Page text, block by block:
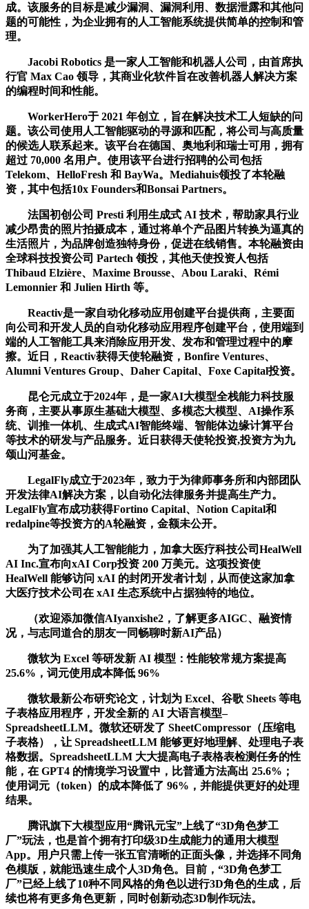
成。该服务的目标是减少漏洞、漏洞利用、数据泄露和其他问
题的可能性，为企业拥有的人工智能系统提供简单的控制和管
理。
Jacobi Robotics 是一家人工智能和机器人公司，由首席执
行官 Max Cao 领导，其商业化软件旨在改善机器人解决方案
的编程时间和性能。
WorkerHero于 2021 年创立，旨在解决技术工人短缺的问
题。该公司使用人工智能驱动的寻源和匹配，将公司与高质量
的候选人联系起来。该平台在德国、奥地利和瑞士可用，拥有
超过 70,000 名用户。使用该平台进行招聘的公司包括
Telekom、HelloFresh 和 BayWa。Mediahuis领投了本轮融
资，其中包括10x Founders和Bonsai Partners。
法国初创公司 Presti 利用生成式 AI 技术，帮助家具行业
减少昂贵的照片拍摄成本，通过将单个产品图片转换为逼真的
生活照片，为品牌创造独特身份，促进在线销售。本轮融资由
全球科技投资公司 Partech 领投，其他天使投资人包括
Thibaud Elzière、Maxime Brousse、Abou Laraki、Rémi
Lemonnier 和 Julien Hirth 等。
Reactiv是一家自动化移动应用创建平台提供商，主要面
向公司和开发人员的自动化移动应用程序创建平台，使用端到
端的人工智能工具来消除应用开发、发布和管理过程中的摩
擦。近日，Reactiv获得天使轮融资，Bonfire Ventures、
Alumni Ventures Group、Daher Capital、Foxe Capital投资。
昆仑元成立于2024年，是一家AI大模型全栈能力科技服
务商，主要从事原生基础大模型、多模态大模型、AI操作系
统、训推一体机、生成式AI智能终端、智能体边缘计算平台
等技术的研发与产品服务。近日获得天使轮投资,投资方为九
颂山河基金。
LegalFly成立于2023年，致力于为律师事务所和内部团队
开发法律AI解决方案，以自动化法律服务并提高生产力。
LegalFly宣布成功获得Fortino Capital、Notion Capital和
redalpine等投资方的A轮融资，金额未公开。
为了加强其人工智能能力，加拿大医疗科技公司HealWell
AI Inc.宣布向xAI Corp投资 200 万美元。这项投资使
HealWell 能够访问 xAI 的封闭开发者计划，从而使这家加拿
大医疗技术公司在 xAI 生态系统中占据独特的地位。
（欢迎添加微信AIyanxishe2，了解更多AIGC、融资情
况，与志同道合的朋友一同畅聊时新AI产品）
微软为 Excel 等研发新 AI 模型：性能较常规方案提高
25.6%，词元使用成本降低 96%
微软最新公布研究论文，计划为 Excel、谷歌 Sheets 等电
子表格应用程序，开发全新的 AI 大语言模型–
SpreadsheetLLM。微软还研发了 SheetCompressor（压缩电
子表格），让 SpreadsheetLLM 能够更好地理解、处理电子表
格数据。SpreadsheetLLM 大大提高电子表格表检测任务的性
能，在 GPT4 的情境学习设置中，比普通方法高出 25.6%；
使用词元（token）的成本降低了 96%，并能提供更好的处理
结果。
腾讯旗下大模型应用“腾讯元宝”上线了“3D角色梦工
厂”玩法，也是首个拥有打印级3D生成能力的通用大模型
App。用户只需上传一张五官清晰的正面头像，并选择不同角
色模版，就能迅速生成个人3D角色。目前，“3D角色梦工
厂”已经上线了10种不同风格的角色以进行3D角色的生成，后
续也将有更多角色更新，同时创新动态3D制作玩法。